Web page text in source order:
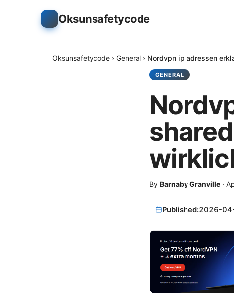
Oksunsafetycode
Oksunsafetycode › General › Nordvpn ip adressen
GENERAL
By Barnaby Granville ·
Published:2026-